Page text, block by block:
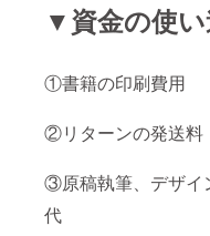
▼資金の使
①書籍の印刷費用
②リターンの発送料
③原稿執筆、デザイ
代